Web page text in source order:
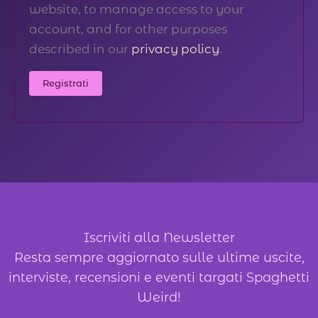
website, to manage access to your
account, and for other purposes
described in our privacy policy.
Registrati
Iscriviti alla Newsletter
Resta sempre aggiornato sulle ultime uscite,
interviste, recensioni e eventi targati Spaghetti
Weird!